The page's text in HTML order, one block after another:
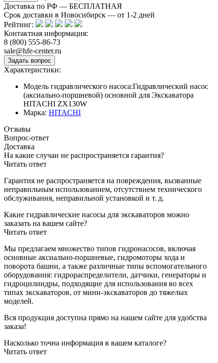
Доставка по РФ — БЕСПЛАТНАЯ
Срок доставки в Новосибирск — от 1-2 дней
Рейтинг:
Контактная информация:
8 (800) 555-86-73
sale@hfe-center.ru
Характеристики:
Модель гидравлического насоса:Гидравлический насос
(аксиально-поршневой) основной для Экскаватора
HITACHI ZX130W
Марка: HITACHI
Отзывы
Вопрос-ответ
Доставка
На какие случаи не распространяется гарантия?
Читать ответ
Гарантия не распространяется на повреждения, вызванные
неправильным использованием, отсутствием технического
обслуживания, неправильной установкой и т. д.
Какие гидравлические насосы для экскаваторов можно
заказать на вашем сайте?
Читать ответ
Мы предлагаем множество типов гидронасосов, включая
основные аксиально-поршневые, гидромоторы хода и
поворота башни, а также различные типы вспомогательного
оборудования: гидрораспределители, датчики, генераторы и
гидроцилиндры, подходящие для использования во всех
типах экскаваторов, от мини-экскаваторов до тяжелых
моделей.
Вся продукция доступна прямо на нашем сайте для удобства
заказа!
Насколько точна информация в вашем каталоге?
Читать ответ